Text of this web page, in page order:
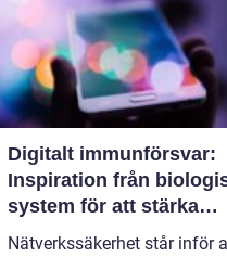
Digitalt immunförsvar:
Inspiration från
system för att stärka
nätverkssäkerhet
Nätverkssäkerhet står inför